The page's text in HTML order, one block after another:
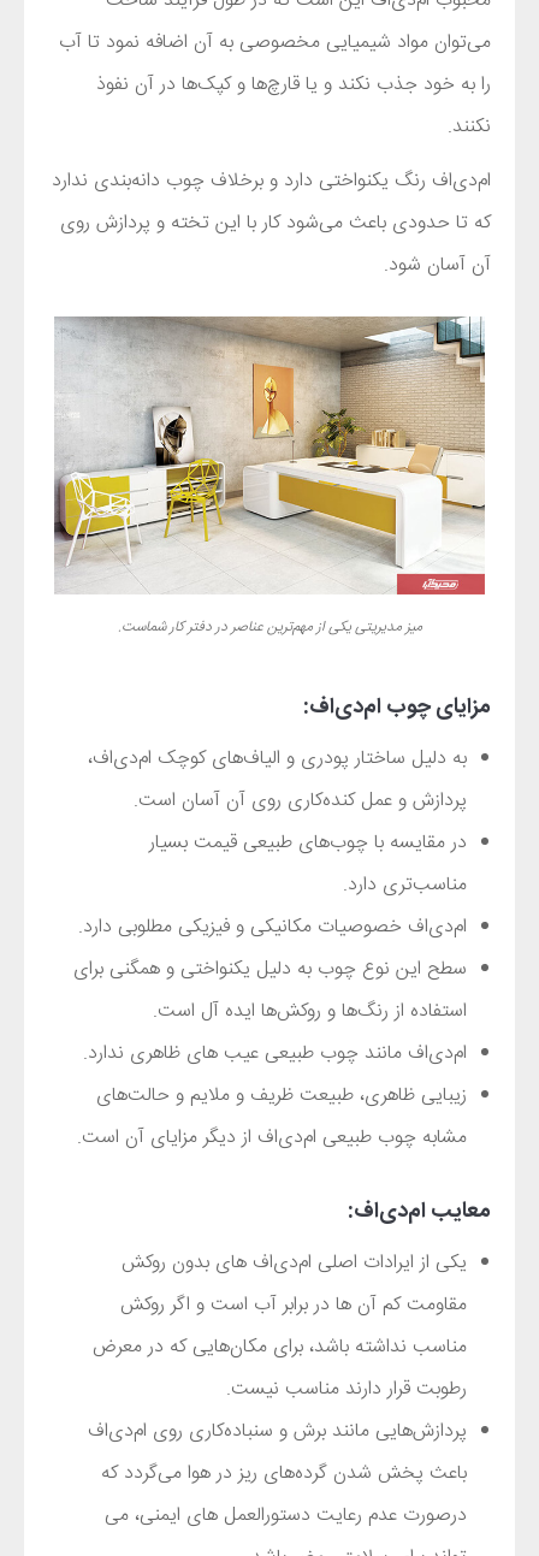
می‌توان مواد شیمیایی مخصوصی به آن اضافه نمود تا آب
را به‌ خود جذب نکند و یا قارچ‌ها و کپک‌ها در آن نفوذ
نکنند.
ام‌دی‌اف رنگ یکنواختی دارد و برخلاف چوب دانه‌بندی ندارد
که تا حدودی باعث می‌شود کار با این تخته و پردازش روی
آن آسان شود.
میز مدیریتی یکی از مهم‌ترین عناصر در دفتر کار شماست.
مزایای چوب ام‌دی‌اف:
به دلیل ساختار پودری و الیاف‌های کوچک ام‌دی‌اف،
پردازش و عمل کنده‌کاری روی آن آسان است.
در مقایسه با چوب‌های طبیعی قیمت بسیار
مناسب‌تری دارد.
ام‌دی‌اف خصوصیات مکانیکی و فیزیکی مطلوبی دارد.
سطح این نوع چوب به دلیل یکنواختی و همگنی برای
استفاده از رنگ‌ها و روکش‌ها ایده آل است.
ام‌دی‌اف مانند چوب طبیعی عیب های ظاهری ندارد.
زیبایی ظاهری، طبیعت ظریف و ملایم و حالت‌های
مشابه چوب طبیعی ام‌دی‌اف از دیگر مزایای آن است.
معایب ام‌دی‌اف:
یکی از ایرادات اصلی ام‌دی‌اف های بدون روکش
مقاومت کم آن ها در برابر آب است و اگر روکش
مناسب نداشته باشد، برای مکان‌هایی که در معرض
رطوبت قرار دارند مناسب نیست.
پردازش‌هایی مانند برش و سنباده‌کاری روی ام‌دی‌اف
باعث پخش شدن گرده‌های ریز در هوا می‌گردد که
درصورت عدم رعایت دستورالعمل های ایمنی، می